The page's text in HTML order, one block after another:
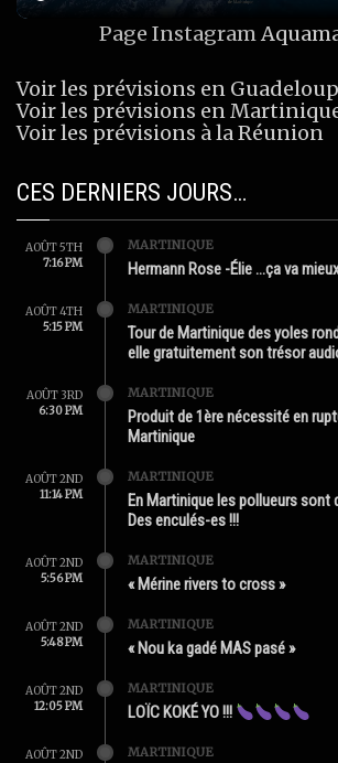
Page Instagram
Voir les prévisions en
Voir les prévisions en
Voir les prévisions à la Réunion
CES DERNIERS JOURS…
AOÛT 5TH
7:16 PM
MARTINIQUE
Hermann Rose -Élie …ça va
AOÛT 4TH
5:15 PM
MARTINIQUE
Tour de Martinique des yoles
elle gratuitement son trésor
AOÛT 3RD
6:30 PM
MARTINIQUE
Produit de 1ère nécessité en
Martinique
AOÛT 2ND
11:14 PM
MARTINIQUE
En Martinique les pollueurs sont
Des enculés-es !!!
AOÛT 2ND
5:56 PM
MARTINIQUE
« Mérine rivers to cross »
AOÛT 2ND
5:48 PM
MARTINIQUE
« Nou ka gadé MAS pasé »
AOÛT 2ND
12:05 PM
MARTINIQUE
LOÏC KOKÉ YO !!!
AOÛT 2ND
MARTINIQUE